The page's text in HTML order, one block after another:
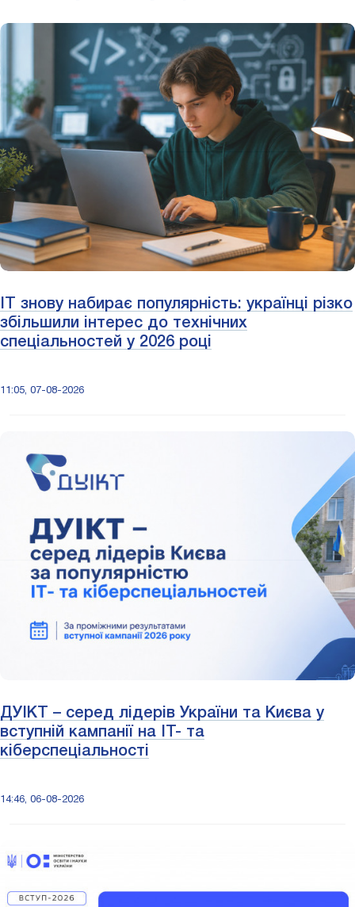
IT знову набирає популярність: українці різко
збільшили інтерес до технічних
спеціальностей у 2026 році
11:05, 07-08-2026
ДУІКТ – серед лідерів України та Києва у
вступній кампанії на ІТ- та
кіберспеціальності
14:46, 06-08-2026